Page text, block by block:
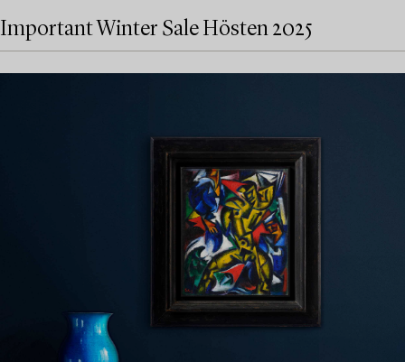
Important Winter Sale Hösten 2025